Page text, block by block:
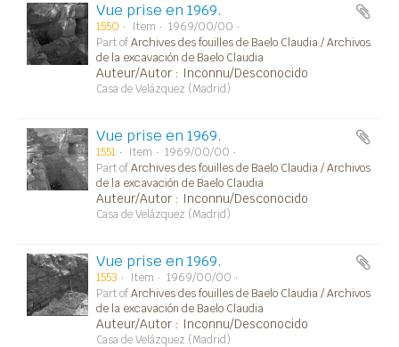
Vue prise en 1969.
1550 Item
1969/00/00
Part ofArchives des fouilles de Baelo Claudia / Archivos
de la excavación de Baelo Claudia
Auteur/Autor : Inconnu/Desconocido
Casa de Velázquez (Madrid)
Vue prise en 1969.
1551 Item
1969/00/00
Part ofArchives des fouilles de Baelo Claudia / Archivos
de la excavación de Baelo Claudia
Auteur/Autor : Inconnu/Desconocido
Casa de Velázquez (Madrid)
Vue prise en 1969.
1553 Item
1969/00/00
Part ofArchives des fouilles de Baelo Claudia / Archivos
de la excavación de Baelo Claudia
Auteur/Autor : Inconnu/Desconocido
Casa de Velázquez (Madrid)